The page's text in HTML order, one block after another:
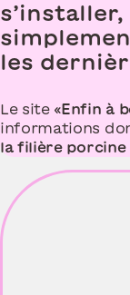
les
Le site «Enfin à
informations
la filière porcine